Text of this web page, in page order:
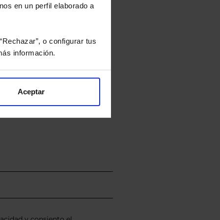
en un perfil elaborado a
o configurar tus
información.
Aceptar
de Valor Liquidativo de la sesión
en la divisa Euro.